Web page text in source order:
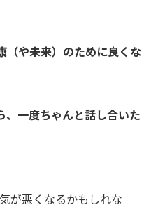
（や未来）のために良くな
、一度ちゃんと話し合いた
が悪くなるかもしれな